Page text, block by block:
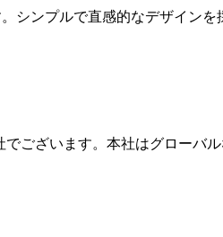
シンプルで直感的なデザインを
ございます。本社はグローバ